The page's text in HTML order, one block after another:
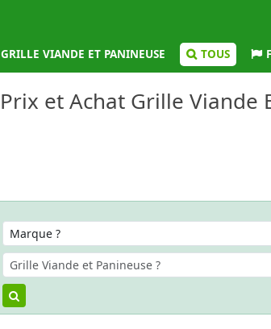
GRILLE VIANDE ET PANINEUSE TOUS
Prix et Achat Grille Viande